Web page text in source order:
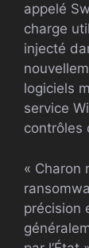
appelé
charge
injecté
logiciels
service
contrôles
« Charon
précision